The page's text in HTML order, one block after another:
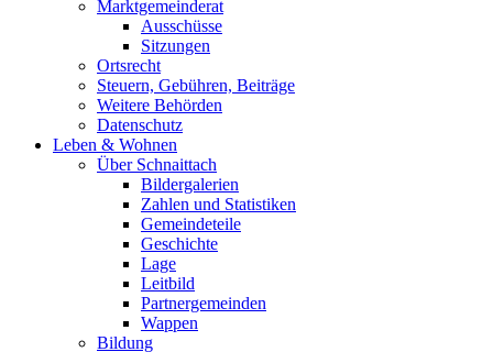
Marktgemeinderat
Ausschüsse
Sitzungen
Ortsrecht
Steuern, Gebühren, Beiträge
Weitere Behörden
Datenschutz
Leben & Wohnen
Über Schnaittach
Bildergalerien
Zahlen und Statistiken
Gemeindeteile
Geschichte
Lage
Leitbild
Partnergemeinden
Wappen
Bildung